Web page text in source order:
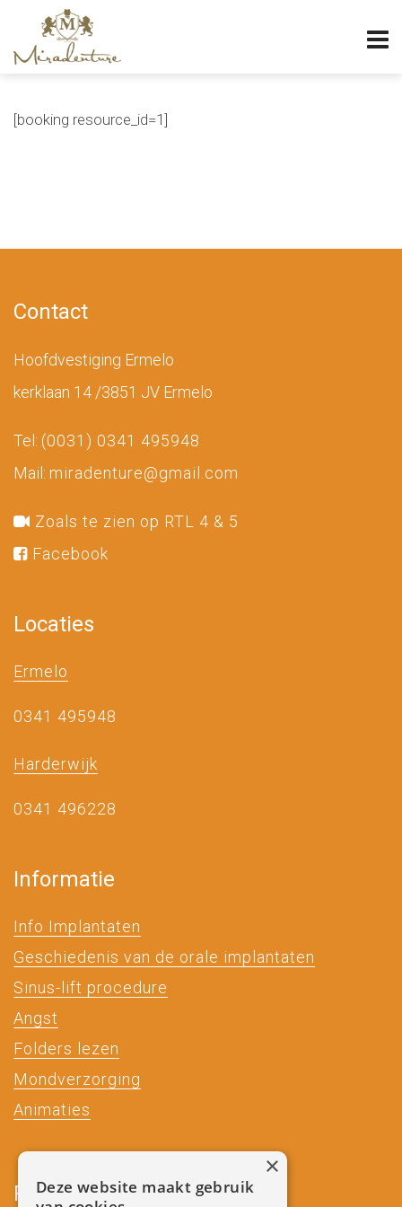
[booking resource_id=1]
Contact
Hoofdvestiging Ermelo
kerklaan 14 /3851 JV Ermelo
Tel: (0031) 0341 495948
Mail: miradenture@gmail.com
Zoals te zien op RTL 4 & 5
Facebook
Locaties
Ermelo
0341 495948
Harderwijk
0341 496228
Informatie
Info Implantaten
Geschiedenis van de orale implantaten
Sinus-lift procedure
Angst
Folders lezen
Mondverzorging
Animaties
Partners
Deze website maakt gebruik
×